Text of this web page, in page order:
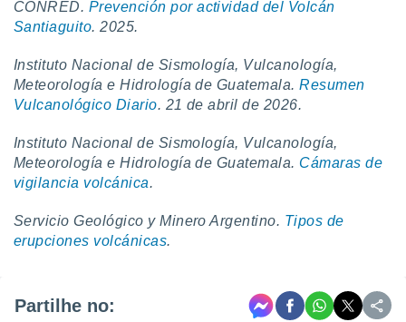
CONRED. Prevención por actividad del Volcán
Santiaguito. 2025.
Instituto Nacional de Sismología, Vulcanología,
Meteorología e Hidrología de Guatemala.Resumen
Vulcanológico Diario. 21 de abril de 2026.
Instituto Nacional de Sismología, Vulcanología,
Meteorología e Hidrología de Guatemala. Cámaras de
vigilancia volcánica.
Servicio Geológico y Minero Argentino. Tipos de
erupciones volcánicas.
Partilhe no: